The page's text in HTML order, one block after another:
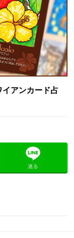
アンカード占
送る